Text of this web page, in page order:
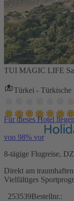
TUI MAGIC LIFE
Türkei - Türkische
Für dieses Hotel
von 98% vor
8-tägige Flugreise,
Direkt am
Vielfältiges
253539Bestellnr.: